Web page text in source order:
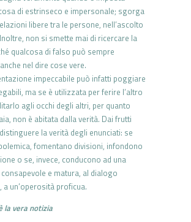
di estrinseco e impersonale; sgorga
libere tra le persone, nell’ascolto
non si smette mai di ricercare la
qualcosa di falso può sempre
nel dire cose vere.
impeccabile può infatti poggiare
ma se è utilizzata per ferire l’altro
agli occhi degli altri, per quanto
non è abitata dalla verità. Dai frutti
la verità degli enunciati: se
fomentano divisioni, infondono
o se, invece, conducono ad una
e matura, al dialogo
un’operosità proficua.
la vera notizia